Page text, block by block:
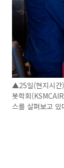
▲25일(현지시간)
봇학회
스를 살펴보고